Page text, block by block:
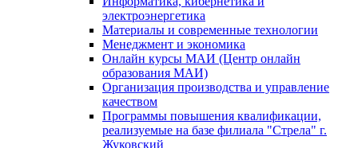
электроэнергетика
Материалы и современные технологии
Менеджмент и экономика
Онлайн курсы МАИ (Центр онлайн
образования МАИ)
Организация производства и управление
качеством
Программы повышения квалификации,
реализуемые на базе филиала "Стрела" г.
Жуковский